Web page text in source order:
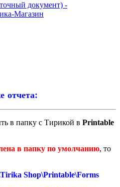
документ) -
Магазин
отчета:
в папку с Тирикой в Printable
в папку по умолчанию, то
Shop\Printable\Forms